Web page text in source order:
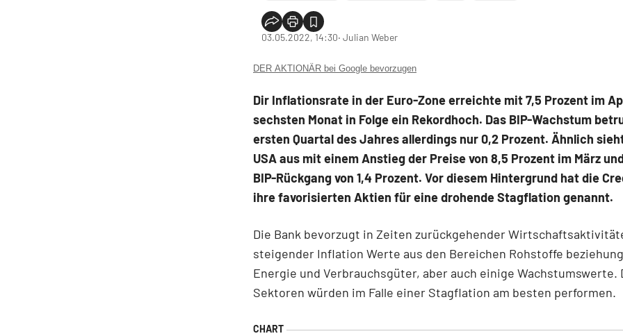
03.05.2022, 14:30‧ Julian Weber
DER AKTIONÄR bei Google bevorzugen
Dir Inflationsrate in der Euro-Zone erreichte mit 7,5 Prozent im
sechsten Monat in Folge ein Rekordhoch. Das BIP-Wachstum
ersten Quartal des Jahres allerdings nur 0,2 Prozent. Ähnlich
USA aus mit einem Anstieg der Preise von 8,5 Prozent im März
BIP-Rückgang von 1,4 Prozent. Vor diesem Hintergrund hat die
ihre favorisierten Aktien für eine drohende Stagflation genannt.
Die Bank bevorzugt in Zeiten zurückgehender
steigender Inflation Werte aus den Bereichen Rohstoffe
Energie und Verbrauchsgüter, aber auch einige Wachstumswerte.
Sektoren würden im Falle einer Stagflation am besten performen.